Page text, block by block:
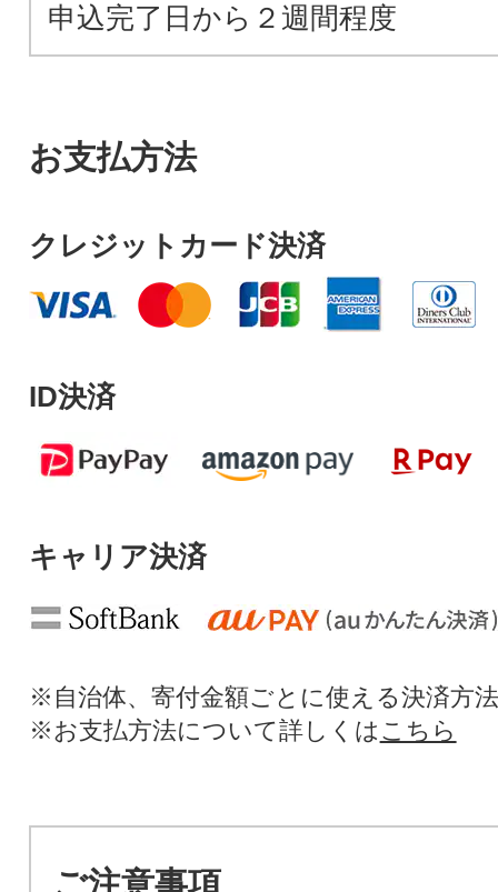
申込完了日から２週間程度
お支払方法
クレジットカード決済
ID決済
キャリア決済
※自治体、寄付金額ごとに使える決済方
※お支払方法について詳しくは こちら
ご注意事項